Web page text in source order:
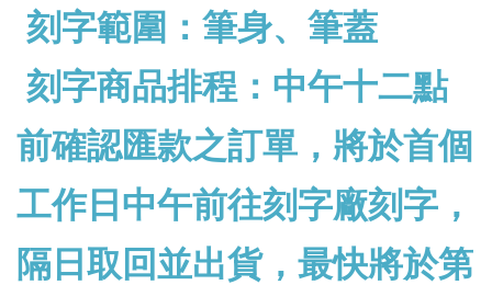
刻字範圍：筆身、筆蓋
刻字商品排程：中午十二點
前確認匯款之訂單，將於首個
工作日中午前往刻字廠刻字，
隔日取回並出貨，最快將於第